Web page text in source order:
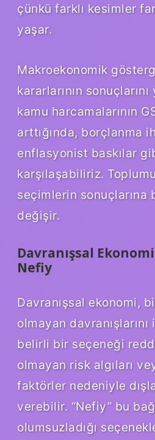
çünkü farklı kesimler
yaşar.
Makroekonomik
kararlarının
kamu harcamalarının
arttığında, borçlanma
enflasyonist baskılar
karşılaşabiliriz.
seçimlerin sonuçlarına
değişir.
Davranışsal
Nefiy
Davranışsal ekonomi,
olmayan
belirli bir seçeneği
olmayan risk algıları
faktörler nedeniyle
verebilir. “Nefiy” bu
olumsuzladığı